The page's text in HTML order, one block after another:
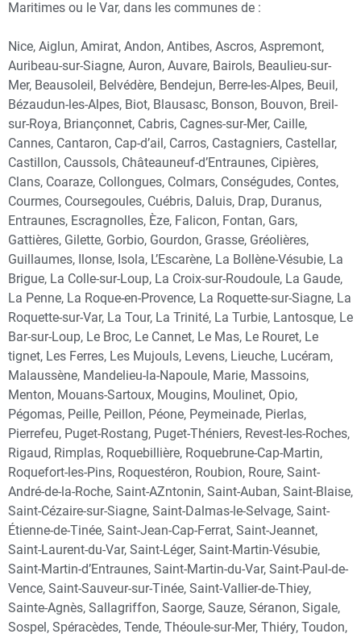
Maritimes ou le Var, dans les communes de :
Nice, Aiglun, Amirat, Andon, Antibes, Ascros, Aspremont,
Auribeau-sur-Siagne, Auron, Auvare, Bairols, Beaulieu-sur-
Mer, Beausoleil, Belvédère, Bendejun, Berre-les-Alpes, Beuil,
Bézaudun-les-Alpes, Biot, Blausasc, Bonson, Bouvon, Breil-
sur-Roya, Briançonnet, Cabris, Cagnes-sur-Mer, Caille,
Cannes, Cantaron, Cap-d’ail, Carros, Castagniers, Castellar,
Castillon, Caussols, Châteauneuf-d’Entraunes, Cipières,
Clans, Coaraze, Collongues, Colmars, Conségudes, Contes,
Courmes, Coursegoules, Cuébris, Daluis, Drap, Duranus,
Entraunes, Escragnolles, Èze, Falicon, Fontan, Gars,
Gattières, Gilette, Gorbio, Gourdon, Grasse, Gréolières,
Guillaumes, Ilonse, Isola, L’Escarène, La Bollène-Vésubie, La
Brigue, La Colle-sur-Loup, La Croix-sur-Roudoule, La Gaude,
La Penne, La Roque-en-Provence, La Roquette-sur-Siagne, La
Roquette-sur-Var, La Tour, La Trinité, La Turbie, Lantosque, Le
Bar-sur-Loup, Le Broc, Le Cannet, Le Mas, Le Rouret, Le
tignet, Les Ferres, Les Mujouls, Levens, Lieuche, Lucéram,
Malaussène, Mandelieu-la-Napoule, Marie, Massoins,
Menton, Mouans-Sartoux, Mougins, Moulinet, Opio,
Pégomas, Peille, Peillon, Péone, Peymeinade, Pierlas,
Pierrefeu, Puget-Rostang, Puget-Théniers, Revest-les-Roches,
Rigaud, Rimplas, Roquebillière, Roquebrune-Cap-Martin,
Roquefort-les-Pins, Roquestéron, Roubion, Roure, Saint-
André-de-la-Roche, Saint-AZntonin, Saint-Auban, Saint-Blaise,
Saint-Cézaire-sur-Siagne, Saint-Dalmas-le-Selvage, Saint-
Étienne-de-Tinée, Saint-Jean-Cap-Ferrat, Saint-Jeannet,
Saint-Laurent-du-Var, Saint-Léger, Saint-Martin-Vésubie,
Saint-Martin-d’Entraunes, Saint-Martin-du-Var, Saint-Paul-de-
Vence, Saint-Sauveur-sur-Tinée, Saint-Vallier-de-Thiey,
Sainte-Agnès, Sallagriffon, Saorge, Sauze, Séranon, Sigale,
Sospel, Spéracèdes, Tende, Théoule-sur-Mer, Thiéry, Toudon,